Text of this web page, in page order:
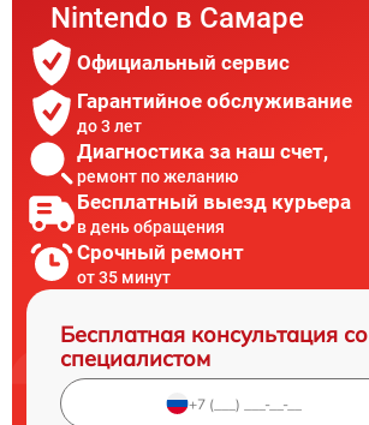
Nintendo в Самаре
Официальный сервис
Гарантийное обслуживание
до 3 лет
Диагностика за наш счет,
ремонт по желанию
Бесплатный выезд курьера
в день обращения
Срочный ремонт
от 35 минут
Бесплатная консультация со
специалистом